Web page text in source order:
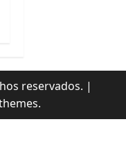
reservados. |